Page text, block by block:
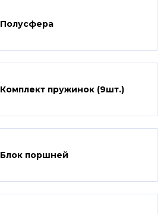
Полусфера
Комплект пружинок (9шт.)
Блок поршней